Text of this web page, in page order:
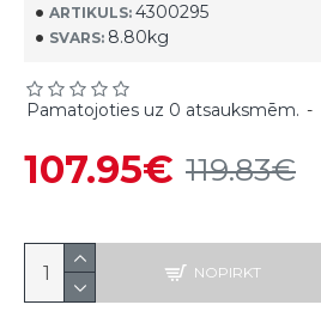
ARTIKULS: 4300295
SVARS: 8.80kg
Pamatojoties uz 0 atsauksmēm. -
107.95€ 119.83€
NOPIRKT